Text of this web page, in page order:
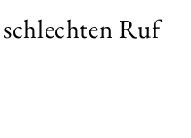
Ruf